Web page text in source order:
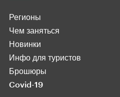
Регионы
Чем заняться
Новинки
Инфо для туристов
Брошюры
Covid-19